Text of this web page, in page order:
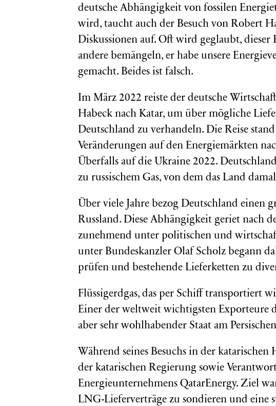
deutsche Abhängigkeit von fossilen
wird, taucht auch der Besuch von Robert
Diskussionen auf. Oft wird geglaubt, dieser
andere bemängeln, er habe unsere
gemacht. Beides ist falsch.
Im März 2022 reiste der deutsche
Habeck nach Katar, um über mögliche
Deutschland zu verhandeln. Die Reise
Veränderungen auf den Energiemärkten
Überfalls auf die Ukraine 2022.
zu russischem Gas, von dem das Land
Über viele Jahre bezog Deutschland einen
Russland. Diese Abhängigkeit geriet nach
zunehmend unter politischen und
unter Bundeskanzler Olaf Scholz begann
prüfen und bestehende Lieferketten zu
Flüssigerdgas, das per Schiff transportiert
Einer der weltweit wichtigsten Exporteure
aber sehr wohlhabender Staat am
Während seines Besuchs in der
der katarischen Regierung sowie
Energieunternehmens QatarEnergy. Ziel
LNG-Lieferverträge zu sondieren und eine